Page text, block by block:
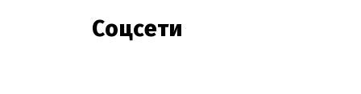
Соцсети